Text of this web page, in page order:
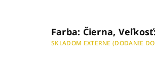
Farba: Čierna,
SKLADOM EXTERNE (DODANIE